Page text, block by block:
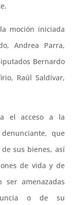
moción iniciada
Andrea Parra,
Bernardo
Raúl Saldívar,
el acceso a la
que
sus bienes, así
de vida y de
ser amenazadas
o de su